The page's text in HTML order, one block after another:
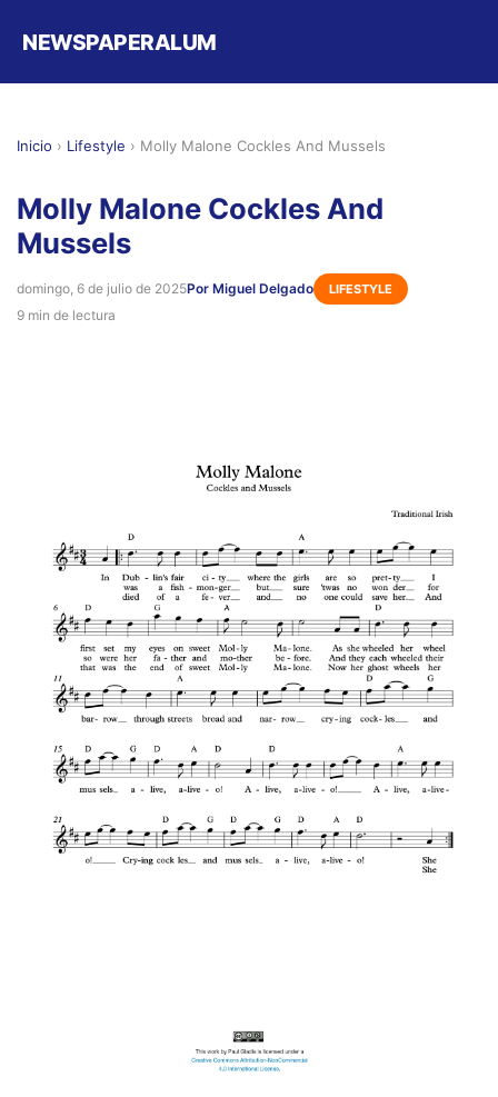
NEWSPAPERALUM
Inicio › Lifestyle › Molly Malone Cockles And Mussels
Molly Malone Cockles And
Mussels
domingo, 6 de julio de 2025Por Miguel Delgado LIFESTYLE
9 min de lectura